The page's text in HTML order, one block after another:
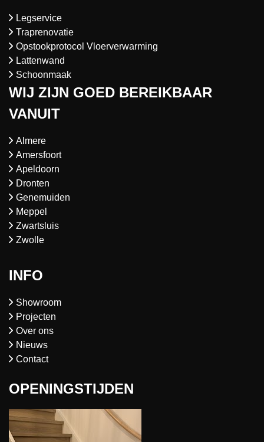
Legservice
Traprenovatie
Opstookprotocol Vloerverwarming
Lattenwand
Schoonmaak
WIJ ZIJN GOED BEREIKBAAR
VANUIT
Almere
Amersfoort
Apeldoorn
Dronten
Genemuiden
Meppel
Zwartsluis
Zwolle
INFO
Showroom
Projecten
Over ons
Nieuws
Contact
OPENINGSTIJDEN